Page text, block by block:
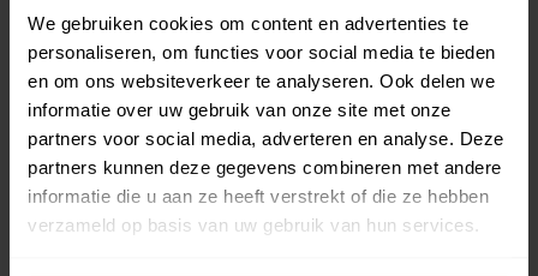
We gebruiken cookies om content en advertenties te
personaliseren, om functies voor social media te bieden
en om ons websiteverkeer te analyseren. Ook delen we
informatie over uw gebruik van onze site met onze
partners voor social media, adverteren en analyse. Deze
partners kunnen deze gegevens combineren met andere
informatie die u aan ze heeft verstrekt of die ze hebben
verzameld op basis van uw gebruik van hun services.
Bouwjaar